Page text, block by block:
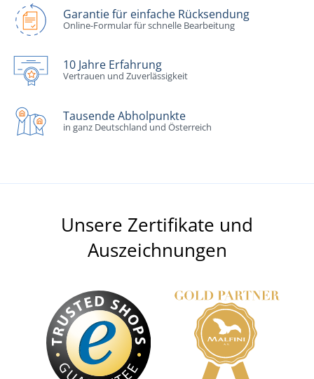
Garantie für einfache Rücksendung
Online-Formular für schnelle Bearbeitung
10 Jahre Erfahrung
Vertrauen und Zuverlässigkeit
Tausende Abholpunkte
in ganz Deutschland und Österreich
Unsere Zertifikate und
Auszeichnungen